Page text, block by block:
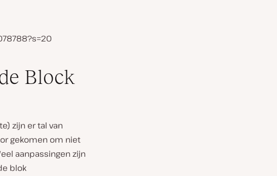
Block
zijn er tal van
gekomen om niet
aanpassingen zijn
blok